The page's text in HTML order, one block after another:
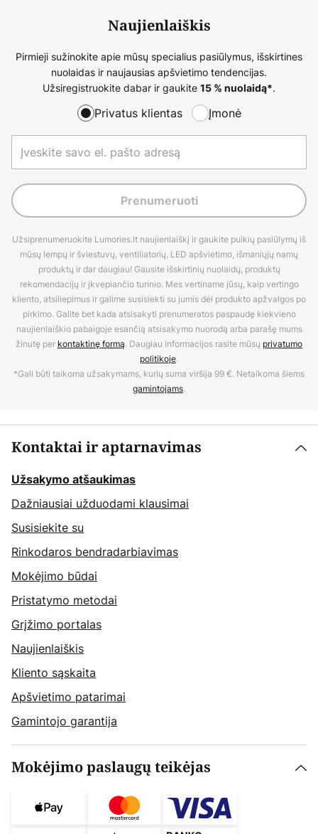
Naujienlaiškis
Pirmieji sužinokite apie mūsų specialius pasiūlymus, išskirtines
nuolaidas ir naujausias apšvietimo tendencijas.
Užsiregistruokite dabar ir gaukite 15 % nuolaidą*.
Privatus klientas Įmonė
Prenumeruoti
Užsiprenumeruokite Lumories.lt naujienlaiškį ir gaukite puikių pasiūlymų iš
mūsų lempų ir šviestuvų, ventiliatorių, LED apšvietimo, išmaniųjų namų
produktų ir dar daugiau! Gausite išskirtinių nuolaidų, produktų
rekomendacijų ir įkvepiančio turinio. Mes vertiname jūsų, kaip vertingo
kliento, atsiliepimus ir galime susisiekti su jumis dėl produkto apžvalgos po
pirkimo. Galite bet kada atsisakyti prenumeratos paspaudę kiekvieno
naujienlaiškio pabaigoje esančią atsisakymo nuorodą arba parašę mums
žinutę per kontaktinę formą. Daugiau informacijos rasite mūsų privatumo
politikoje.
*Gali būti taikoma užsakymams, kurių suma viršija 99 €. Netaikoma šiems
gamintojams.
Kontaktai ir aptarnavimas
Užsakymo atšaukimas
Dažniausiai užduodami klausimai
Susisiekite su
Rinkodaros bendradarbiavimas
Mokėjimo būdai
Pristatymo metodai
Grįžimo portalas
Naujienlaiškis
Kliento sąskaita
Apšvietimo patarimai
Gamintojo garantija
Mokėjimo paslaugų teikėjas